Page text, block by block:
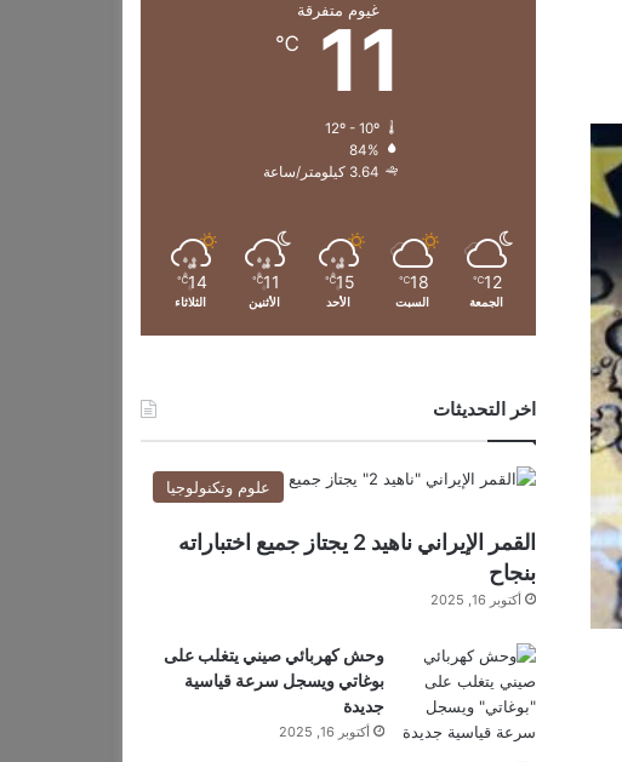
غيوم متفرقة
11
℃
12º - 10º
84%
3.64 كيلومتر/ساعة
12
℃
الجمعة
18
℃
السبت
15
℃
الأحد
11
℃
الأثنين
14
℃
الثلاثاء
اخر التحديثات
علوم وتكنولوجيا
القمر الإيراني ناهيد 2 يجتاز جميع اختباراته
بنجاح
أكتوبر 16, 2025
وحش كهربائي صيني يتغلب على
بوغاتي ويسجل سرعة قياسية
جديدة
أكتوبر 16, 2025